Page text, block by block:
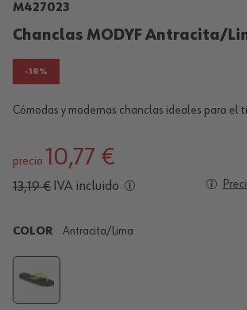
M427023
Chanclas MODYF Antracita/
-18%
Cómodas y modernas chanclas ideales para el
precio 10,77 €
13,19 € IVA incluido
COLOR Antracita/Lima